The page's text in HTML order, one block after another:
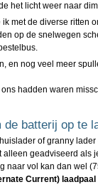
het licht weer naar
met de diverse ritten
op de snelwegen
en nog veel meer
hadden waren
de batterij op te
of granny
alleen geadviseerd als
naar vol kan dan wel
Current)